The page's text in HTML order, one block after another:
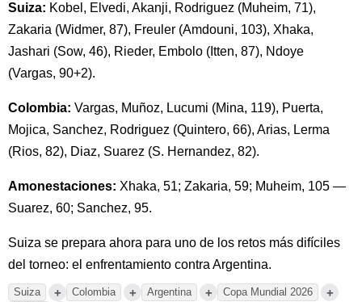
Suiza: Kobel, Elvedi, Akanji, Rodriguez (Muheim, 71),
Zakaria (Widmer, 87), Freuler (Amdouni, 103), Xhaka,
Jashari (Sow, 46), Rieder, Embolo (Itten, 87), Ndoye
(Vargas, 90+2).
Colombia: Vargas, Muñoz, Lucumi (Mina, 119), Puerta,
Mojica, Sanchez, Rodriguez (Quintero, 66), Arias, Lerma
(Rios, 82), Diaz, Suarez (S. Hernandez, 82).
Amonestaciones: Xhaka, 51; Zakaria, 59; Muheim, 105 —
Suarez, 60; Sanchez, 95.
Suiza se prepara ahora para uno de los retos más difíciles
del torneo: el enfrentamiento contra Argentina.
Suiza + Colombia + Argentina + Copa Mundial 2026 +